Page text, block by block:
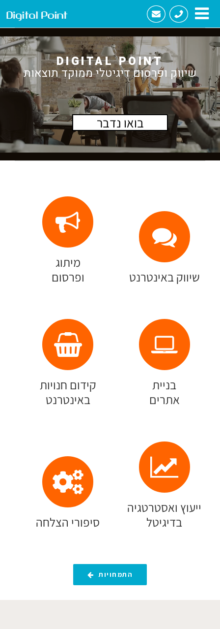
דלג
לתוכן
DIGITAL POINT
שיווק ופרסום דיגיטלי ממוקד תוצאות
בואו נדבר
שיווק באינטרנט
מיתוג
ופרסום
בניית
אתרים
קידום חנויות
באינטרנט
ייעוץ ואסטרטגיה
בדיגיטל
סיפורי הצלחה
התמחויות